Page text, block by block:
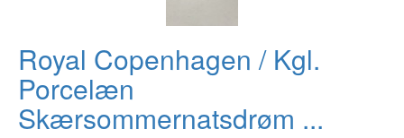
Royal Copenhagen / Kgl.
Porcelæn
Skærsommernatsdrøm ...